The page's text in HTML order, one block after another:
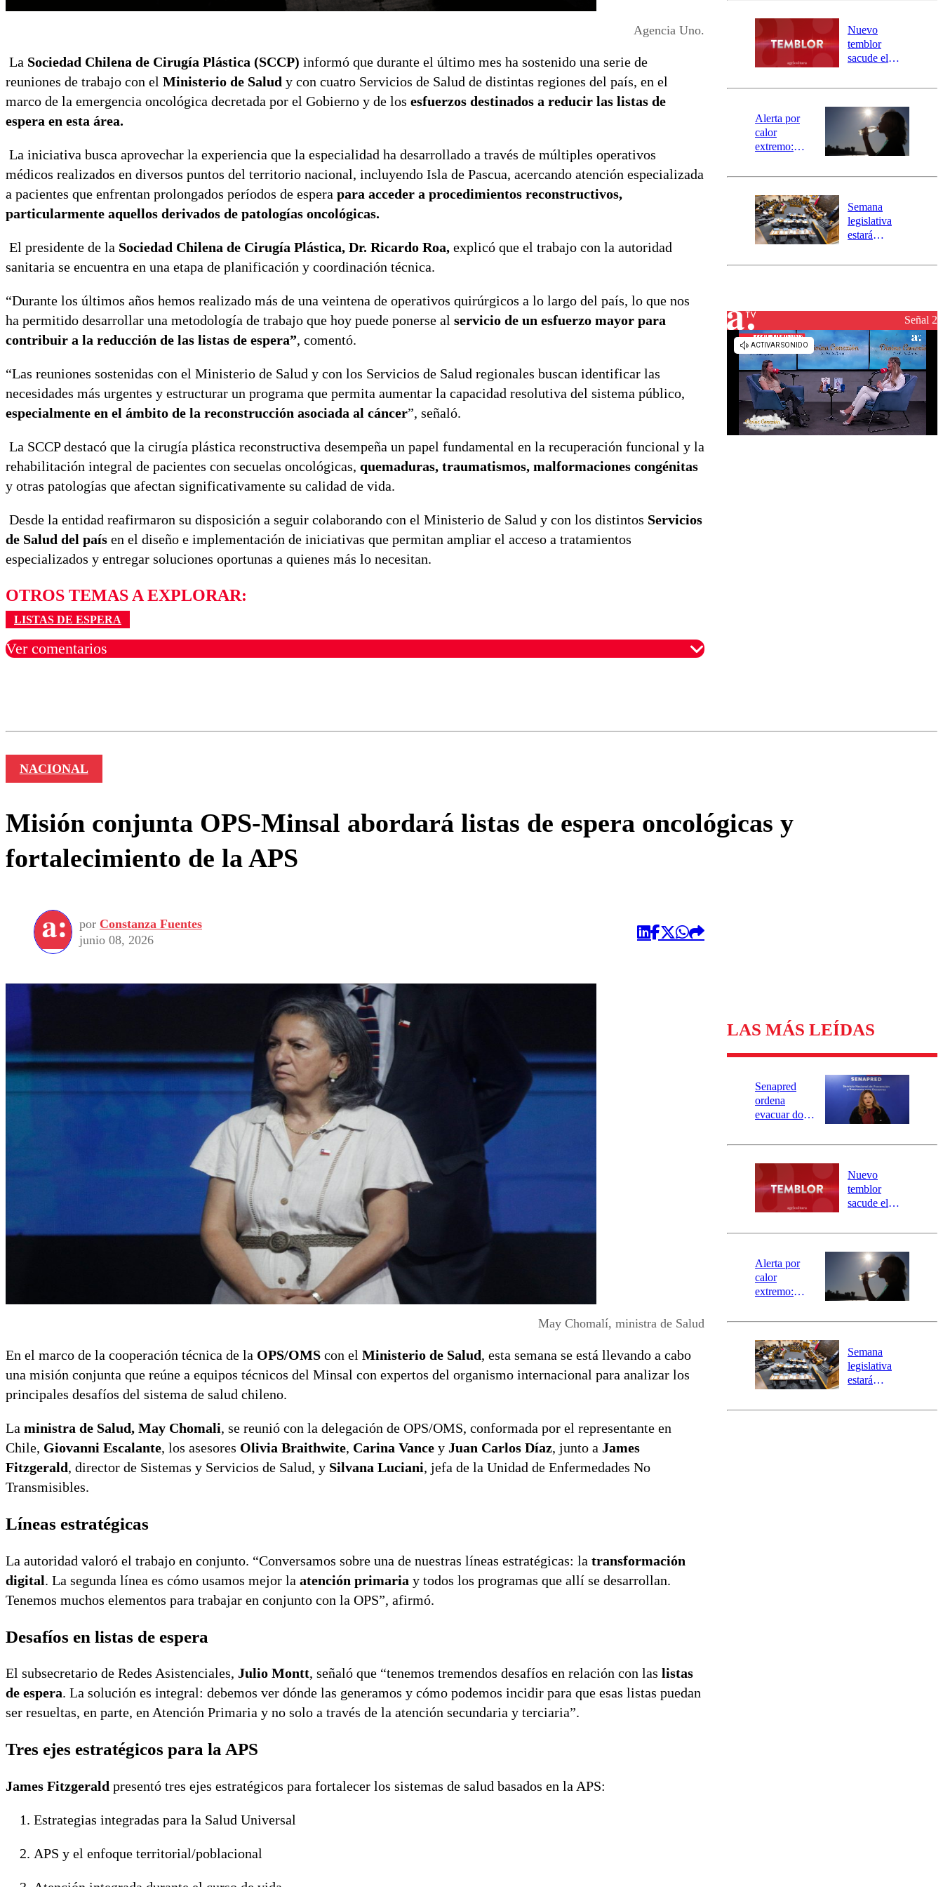
Agencia Uno.
La Sociedad Chilena de Cirugía Plástica (SCCP) informó que durante el último mes ha sostenido una serie de
reuniones de trabajo con el Ministerio de Salud y con cuatro Servicios de Salud de distintas regiones del país, en el
marco de la emergencia oncológica decretada por el Gobierno y de los esfuerzos destinados a reducir las listas de
espera en esta área.
La iniciativa busca aprovechar la experiencia que la especialidad ha desarrollado a través de múltiples operativos
médicos realizados en diversos puntos del territorio nacional, incluyendo Isla de Pascua, acercando atención especializada
a pacientes que enfrentan prolongados períodos de espera para acceder a procedimientos reconstructivos,
particularmente aquellos derivados de patologías oncológicas.
El presidente de la Sociedad Chilena de Cirugía Plástica, Dr. Ricardo Roa, explicó que el trabajo con la autoridad
sanitaria se encuentra en una etapa de planificación y coordinación técnica.
“Durante los últimos años hemos realizado más de una veintena de operativos quirúrgicos a lo largo del país, lo que nos
ha permitido desarrollar una metodología de trabajo que hoy puede ponerse al servicio de un esfuerzo mayor para
contribuir a la reducción de las listas de espera”, comentó.
“Las reuniones sostenidas con el Ministerio de Salud y con los Servicios de Salud regionales buscan identificar las
necesidades más urgentes y estructurar un programa que permita aumentar la capacidad resolutiva del sistema público,
especialmente en el ámbito de la reconstrucción asociada al cáncer”, señaló.
La SCCP destacó que la cirugía plástica reconstructiva desempeña un papel fundamental en la recuperación funcional y la
rehabilitación integral de pacientes con secuelas oncológicas, quemaduras, traumatismos, malformaciones congénitas
y otras patologías que afectan significativamente su calidad de vida.
Desde la entidad reafirmaron su disposición a seguir colaborando con el Ministerio de Salud y con los distintos Servicios
de Salud del país en el diseño e implementación de iniciativas que permitan ampliar el acceso a tratamientos
especializados y entregar soluciones oportunas a quienes más lo necesitan.
OTROS TEMAS A EXPLORAR:
LISTAS DE ESPERA
Ver comentarios
río Damas:
activa
mensajería
SAE
Nuevo
temblor
sacude el
revisa la
epicentro
Alerta por
calor
extremo:
activa Alerta
Preventiva en
tres comunas
Semana
legislativa
estará
el fin de la
reconstrucciónSeñal 2
NACIONAL
Misión conjunta OPS-Minsal abordará listas de espera oncológicas y
fortalecimiento de la APS
por Constanza Fuentes
junio 08, 2026
May Chomalí, ministra de Salud
En el marco de la cooperación técnica de la OPS/OMS con el Ministerio de Salud, esta semana se está llevando a cabo
una misión conjunta que reúne a equipos técnicos del Minsal con expertos del organismo internacional para analizar los
principales desafíos del sistema de salud chileno.
La ministra de Salud, May Chomali, se reunió con la delegación de OPS/OMS, conformada por el representante en
Chile, Giovanni Escalante, los asesores Olivia Braithwite, Carina Vance y Juan Carlos Díaz, junto a James
Fitzgerald, director de Sistemas y Servicios de Salud, y Silvana Luciani, jefa de la Unidad de Enfermedades No
Transmisibles.
Líneas estratégicas
La autoridad valoró el trabajo en conjunto. “Conversamos sobre una de nuestras líneas estratégicas: la transformación
digital. La segunda línea es cómo usamos mejor la atención primaria y todos los programas que allí se desarrollan.
Tenemos muchos elementos para trabajar en conjunto con la OPS”, afirmó.
Desafíos en listas de espera
El subsecretario de Redes Asistenciales, Julio Montt, señaló que “tenemos tremendos desafíos en relación con las listas
de espera. La solución es integral: debemos ver dónde las generamos y cómo podemos incidir para que esas listas puedan
ser resueltas, en parte, en Atención Primaria y no solo a través de la atención secundaria y terciaria”.
Tres ejes estratégicos para la APS
James Fitzgerald presentó tres ejes estratégicos para fortalecer los sistemas de salud basados en la APS:
Estrategias integradas para la Salud Universal
APS y el enfoque territorial/poblacional
LAS MÁS LEÍDAS
Senapred
ordena
evacuar dos
Carahue por
río Damas:
activa
mensajería
SAE
Nuevo
temblor
sacude el
revisa la
epicentro
Alerta por
calor
extremo:
activa Alerta
Preventiva en
tres comunas
Semana
legislativa
estará
el fin de la